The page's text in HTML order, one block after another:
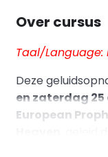
Over cursus
Taal/Language:
Deze
en zaterdag 25
European